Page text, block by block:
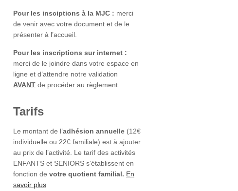
Pour les insciptions à la MJC : merci
de venir avec votre document et de le
présenter à l’accueil.
Pour les inscriptions sur internet :
merci de le joindre dans votre espace en
ligne et d’attendre notre validation
AVANT de procéder au règlement.
Tarifs
Le montant de l’adhésion annuelle (12€
individuelle ou 22€ familiale) est à ajouter
au prix de l’activité. Le tarif des activités
ENFANTS et SENIORS s’établissent en
fonction de votre quotient familial. En
savoir plus